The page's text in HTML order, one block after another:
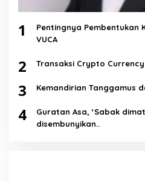
1
Pentingnya Pembentukan
VUCA
2 Transaksi Crypto
3 Kemandirian Tanggamus
4
Guratan Asa, ‘Sabak
disembunyikan..